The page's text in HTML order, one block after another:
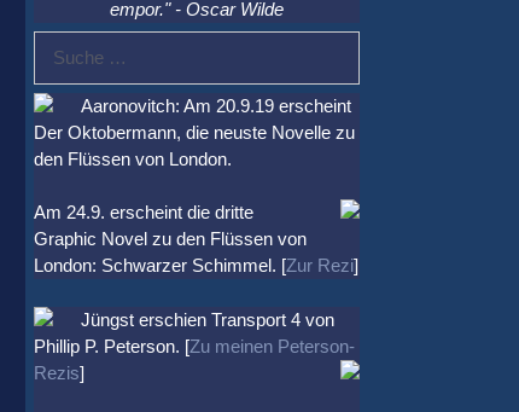
empor." - Oscar Wilde
nach:
Aaronovitch: Am 20.9.19 erscheint
Der Oktobermann, die neuste Novelle zu
den Flüssen von London.
Am 24.9. erscheint die dritte
Graphic Novel zu den Flüssen von
London: Schwarzer Schimmel. [Zur Rezi]
Jüngst erschien Transport 4von
Phillip P. Peterson. [Zu meinen Peterson-
Rezis]